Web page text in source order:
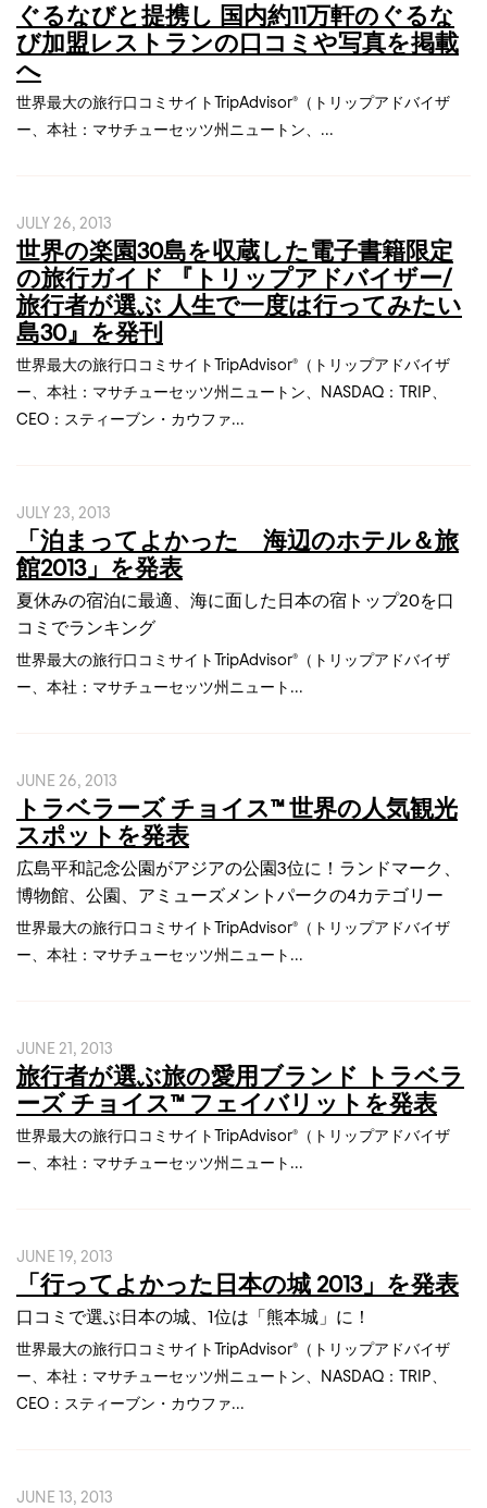
ぐるなびと提携し 国内約11万軒のぐるな
び加盟レストランの口コミや写真を掲載
へ
世界最大の旅行口コミサイトTripAdvisor®（トリップアドバイザ
ー、本社：マサチューセッツ州ニュートン、...
JULY 26, 2013
世界の楽園30島を収蔵した電子書籍限定
の旅行ガイド 『トリップアドバイザー/
旅行者が選ぶ 人生で一度は行ってみたい
島30』を発刊
世界最大の旅行口コミサイトTripAdvisor®（トリップアドバイザ
ー、本社：マサチューセッツ州ニュートン、NASDAQ：TRIP、
CEO：スティーブン・カウファ...
JULY 23, 2013
「泊まってよかった 海辺のホテル＆旅
館2013」を発表
夏休みの宿泊に最適、海に面した日本の宿トップ20を口
コミでランキング
世界最大の旅行口コミサイトTripAdvisor®（トリップアドバイザ
ー、本社：マサチューセッツ州ニュート...
JUNE 26, 2013
トラベラーズ チョイス™ 世界の人気観光
スポットを発表
広島平和記念公園がアジアの公園3位に！ランドマーク、
博物館、公園、アミューズメントパークの4カテゴリー
世界最大の旅行口コミサイトTripAdvisor®（トリップアドバイザ
ー、本社：マサチューセッツ州ニュート...
JUNE 21, 2013
旅行者が選ぶ旅の愛用ブランド トラベラ
ーズ チョイス™ フェイバリットを発表
世界最大の旅行口コミサイトTripAdvisor®（トリップアドバイザ
ー、本社：マサチューセッツ州ニュート...
JUNE 19, 2013
「行ってよかった日本の城 2013」を発表
口コミで選ぶ日本の城、1位は「熊本城」に！
世界最大の旅行口コミサイトTripAdvisor®（トリップアドバイザ
ー、本社：マサチューセッツ州ニュートン、NASDAQ：TRIP、
CEO：スティーブン・カウファ...
JUNE 13, 2013